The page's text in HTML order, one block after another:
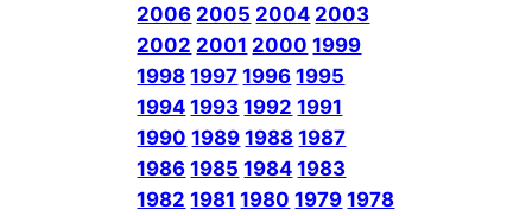
2006 2005 2004 2003
2002 2001 2000 1999
1998 1997 1996 1995
1994 1993 1992 1991
1990 1989 1988 1987
1986 1985 1984 1983
1982 1981 1980 1979 1978